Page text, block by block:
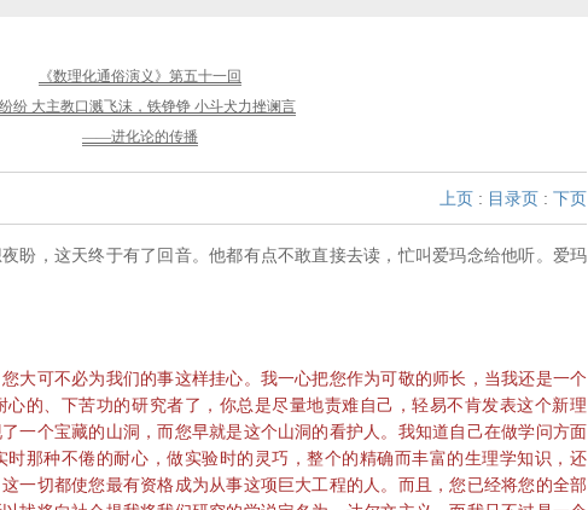
《数理化通俗演义》第五十一回
纷 大主教口溅飞沫，铁铮铮 小斗犬力挫谰言
——进化论的传播
上页 : 目录页 : 下页
，这天终于有了回音。他都有点不敢直接去读，忙叫爱玛念给他听。爱玛
可不必为我们的事这样挂心。我一心把您作为可敬的师长，当我还是一个
的、下苦功的研究者了，你总是尽量地责难自己，轻易不肯发表这个新理
一个宝藏的山洞，而您早就是这个山洞的看护人。我知道自己在做学问方面
那种不倦的耐心，做实验时的灵巧，整个的精确而丰富的生理学知识，还
一切都使您最有资格成为从事这项巨大工程的人。而且，您已经将您的全部